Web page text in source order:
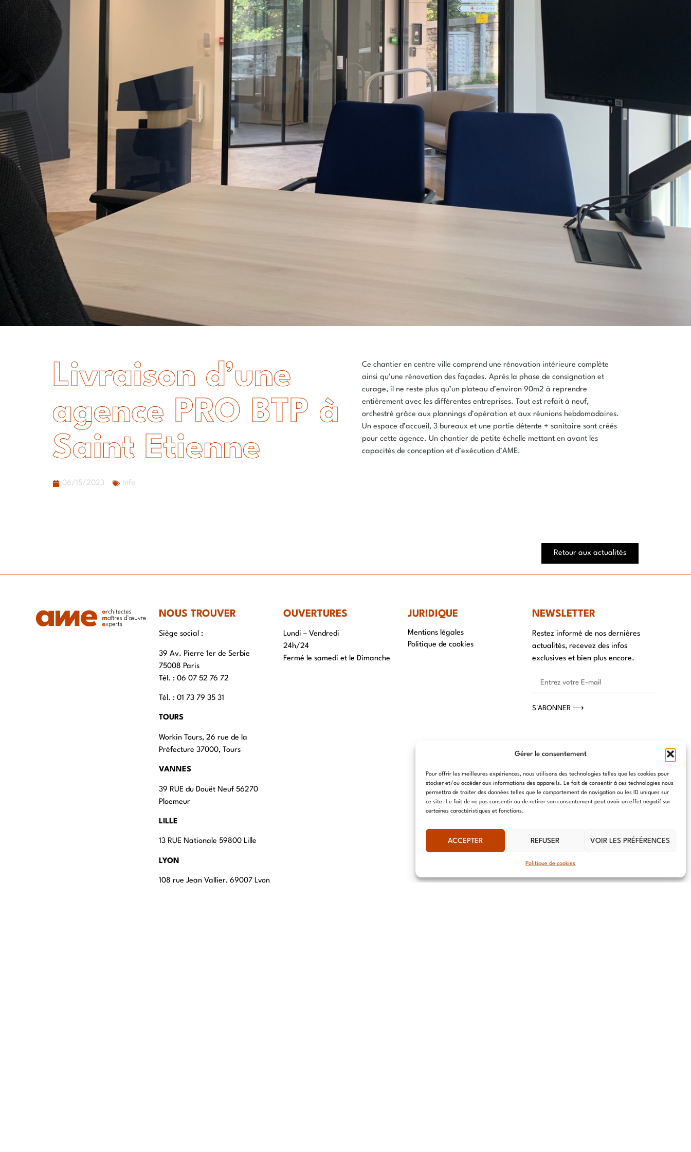
Gérer le consentement
Pour offrir les meilleures expériences, nous utilisons des technologies telles que les cookies pour
stocker et/ou accéder aux informations des appareils. Le fait de consentir à ces technologies nous
permettra de traiter des données telles que le comportement de navigation ou les ID uniques sur
ce site. Le fait de ne pas consentir ou de retirer son consentement peut avoir un effet négatif sur
certaines caractéristiques et fonctions.
ACCEPTER REFUSER VOIR LES PRÉFÉRENCES
Politique de cookies
Livraison d’une
agence PRO BTP à
Saint Etienne
06/15/2023 Info
Ce chantier en centre ville comprend une rénovation intérieure complète
ainsi qu’une rénovation des façades. Après la phase de consignation et
curage, il ne reste plus qu’un plateau d’environ 90m2 à reprendre
entièrement avec les différentes entreprises. Tout est refait à neuf,
orchestré grâce aux plannings d’opération et aux réunions hebdomadaires.
Un espace d’accueil, 3 bureaux et une partie détente + sanitaire sont créés
pour cette agence. Un chantier de petite échelle mettant en avant les
capacités de conception et d’exécution d’AME.
Retour aux actualités
NOUS TROUVER
Siège social :
39 Av. Pierre 1er de Serbie
75008 Paris
Tél. : ‭06 07 52 76 72
Tél. : 01 73 79 35 31
TOURS
Workin Tours, 26 rue de la
Préfecture 37000, Tours
VANNES
39 RUE du Douët Neuf 56270
Ploemeur
LILLE
13 RUE Nationale 59800 Lille
LYON
108 rue Jean Vallier, 69007 Lyon
OUVERTURES
Lundi – Vendredi
24h/24
Fermé le samedi et le Dimanche
JURIDIQUE
Mentions légales
Politique de cookies
NEWSLETTER
Restez informé de nos dernières
actualités, recevez des infos
exclusives et bien plus encore.
S'ABONNER ⟶